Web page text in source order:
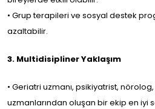
• Grup terapileri ve sosyal destek
azaltabilir.
3. Multidisipliner Yaklaşım
• Geriatri uzmanı, psikiyatrist,
uzmanlarından oluşan bir ekip en iyi